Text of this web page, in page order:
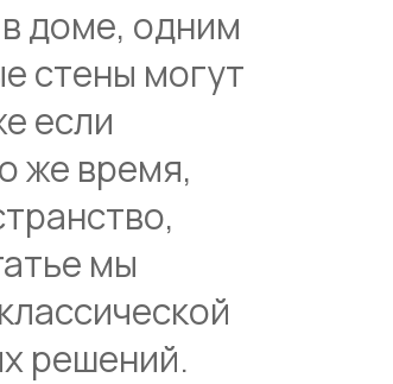
доме, одним
стены могут
если
же время,
мы
решений.